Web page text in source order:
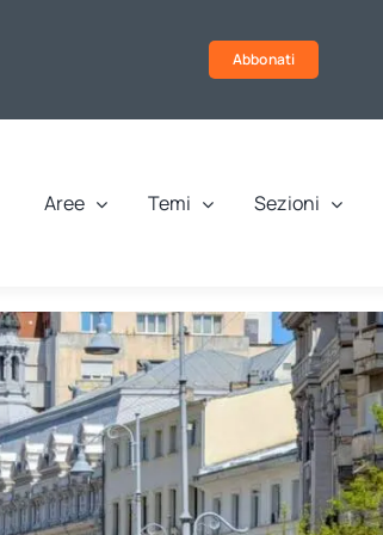
Abbonati
Aree Temi Sezioni